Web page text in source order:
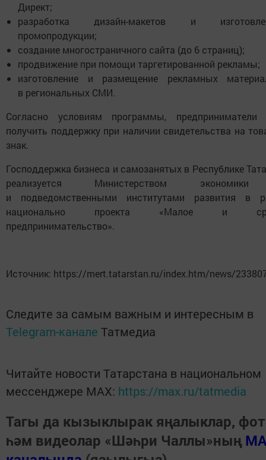
Директ;
разработка дизайн-макетов и
промопродукции;
создание многостраничного сайта (до 6 страниц);
продвижение при помощи таргетированной рекламы;
изготовление и размещение рекламных
в региональных СМИ.
Согласно условиям программы, предприниматели
получить поддержку при наличии свидетельства на
знак.
Господдержка бизнеса и самозанятых в Республике
реализуется Министерством
и подведомственными институтами развития в
национально проекта «Малое и
предпринимательство».
Источник: https://mert.tatarstan.ru/index.htm/news/
Следите за самым важным и интересным в
Telegram-канале Татмедиа
Читайте новости Татарстана в национальном
мессенджере MАХ: https://max.ru/tatmedia
Тагы да кызыклырак яңалыклар,
һәм видеолар «Шәһри Чаллы»ның